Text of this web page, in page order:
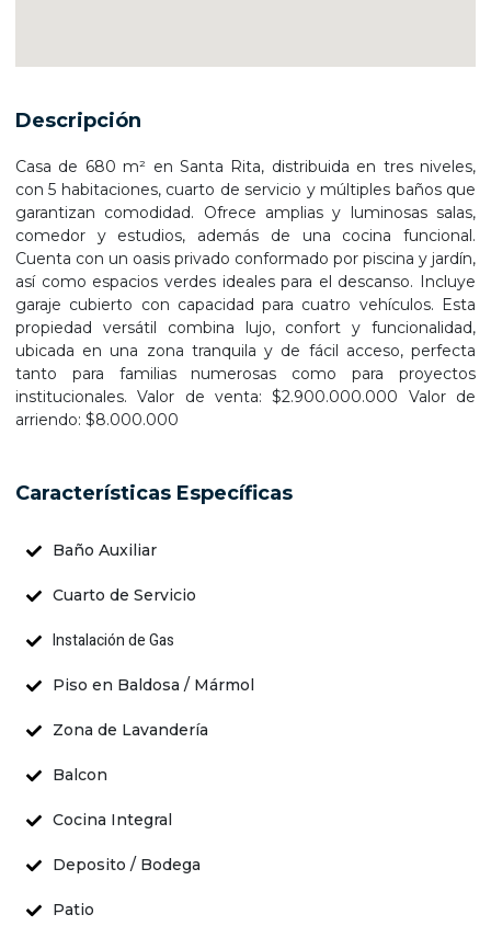
Descripción
Casa de 680 m² en Santa Rita, distribuida en tres niveles,
con 5 habitaciones, cuarto de servicio y múltiples baños que
garantizan comodidad. Ofrece amplias y luminosas salas,
comedor y estudios, además de una cocina funcional.
Cuenta con un oasis privado conformado por piscina y jardín,
así como espacios verdes ideales para el descanso. Incluye
garaje cubierto con capacidad para cuatro vehículos. Esta
propiedad versátil combina lujo, confort y funcionalidad,
ubicada en una zona tranquila y de fácil acceso, perfecta
tanto para familias numerosas como para proyectos
institucionales. Valor de venta: $2.900.000.000 Valor de
arriendo: $8.000.000
Características Específicas
Baño Auxiliar
Cuarto de Servicio
Instalación de Gas
Piso en Baldosa / Mármol
Zona de Lavandería
Balcon
Cocina Integral
Deposito / Bodega
Patio